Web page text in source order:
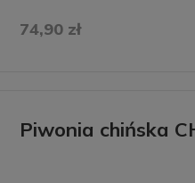
74,90 zł
Piwonia chińska